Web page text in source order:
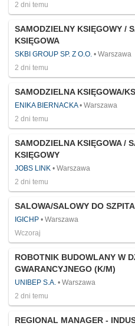
2 dni temu
SAMODZIELNY KSIĘGOWY /
KSIĘGOWA
SKBI GROUP SP. Z O.O.
Warszawa
2 dni temu
SAMODZIELNA KSIĘGOWA/
ENIKA BIERNACKA
Warszawa
2 dni temu
SAMODZIELNA KSIĘGOWA /
KSIĘGOWY
JOBS LINK
Warszawa
2 dni temu
SALOWA/SALOWY DO
IGICHP
Warszawa
Wczoraj
ROBOTNIK BUDOWLANY W
GWARANCYJNEGO (K/M)
UNIBEP S.A.
Warszawa
2 dni temu
REGIONAL MANAGER -